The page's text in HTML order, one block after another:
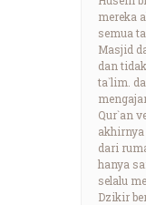
mereka
semua
Masjid
dan
ta`lim.
Qur`an
dari
hanya
selalu
Dzikir